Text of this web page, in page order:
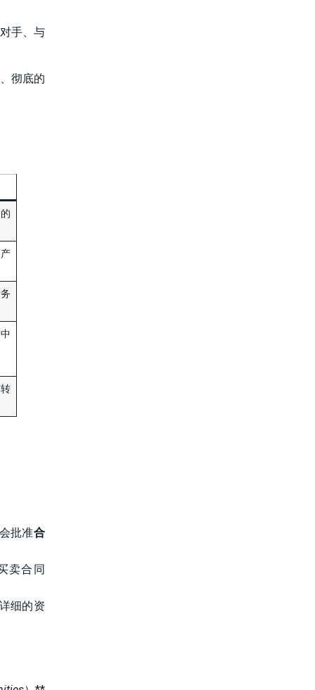
手、与
彻底的
批准合
卖合同
细的资